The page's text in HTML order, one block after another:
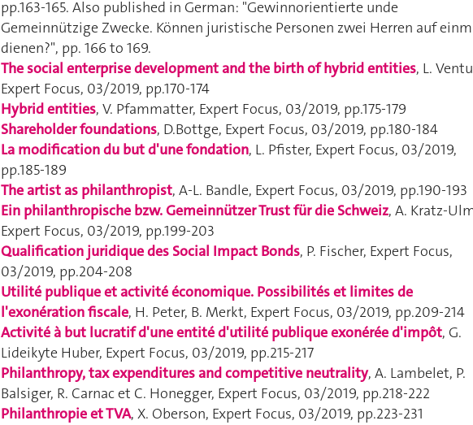
pp.163-165. Also published in German: "Gewinnorientierte unde
Gemeinnützige Zwecke. Können juristische Personen zwei Herren auf
dienen?", pp. 166 to 169.
The social enterprise development and the birth of hybrid entities, L.
Expert Focus, 03/2019, pp.170-174
Hybrid entities, V. Pfammatter, Expert Focus, 03/2019, pp.175-179
Shareholder foundations, D.Bottge, Expert Focus, 03/2019, pp.180-184
La modification du but d'une fondation, L. Pfister, Expert Focus, 03/2019,
pp.185-189
The artist as philanthropist, A-L. Bandle, Expert Focus, 03/2019, pp.190-193
Ein philanthropische bzw. Gemeinnützer Trust für die Schweiz, A. Kratz-
Expert Focus, 03/2019, pp.199-203
Qualification juridique des Social Impact Bonds, P. Fischer, Expert Focus,
03/2019, pp.204-208
Utilité publique et activité économique. Possibilités et limites de
l'exonération fiscale, H. Peter, B. Merkt, Expert Focus, 03/2019, pp.209-214
Activité à but lucratif d'une entité d'utilité publique exonérée d'impôt, G.
Lideikyte Huber, Expert Focus, 03/2019, pp.215-217
Philanthropy, tax expenditures and competitive neutrality, A. Lambelet, P.
Balsiger, R. Carnac et C. Honegger, Expert Focus, 03/2019, pp.218-222
Philanthropie et TVA, X. Oberson, Expert Focus, 03/2019, pp.223-231